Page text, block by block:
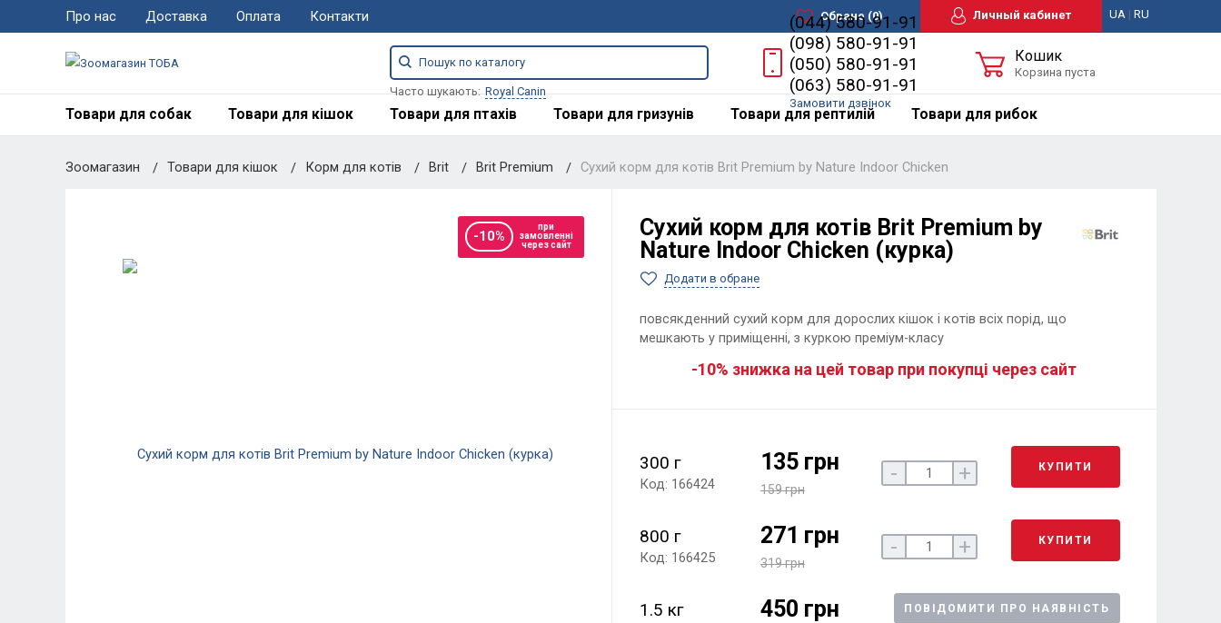
Про нас Доставка Оплата Контакти Обране(0) Личный кабинет UA| RU
Часто шукають: Royal Canin
(044) 580-91-91
(098) 580-91-91
(050) 580-91-91
(063) 580-91-91
Замовити дзвінок
Кошик
Корзина пуста
Товари для собак Товари для кішок Товари для птахів Товари для гризунів Товари для рептилій Товари для рибок
Зоомагазин Товари для кішок Корм для котів Brit Brit Premium Сухий корм для котів Brit Premium by Nature Indoor Chicken
-10%
при
замовленні
через сайт
Сухий корм для котів Brit Premium by
Nature Indoor Chicken (курка)
Додати в обране
повсякденний сухий корм для дорослих кішок і котів всіх порід, що
мешкають у приміщенні, з куркою преміум-класу
-10% знижка на цей товар при покупці через сайт
300 г
Код: 166424
135 грн
159 грн
- + КУПИТИ
800 г
Код: 166425
271 грн
319 грн
- + КУПИТИ
1.5 кг 450 грн ПОВІДОМИТИ ПРО НАЯВНІСТЬ